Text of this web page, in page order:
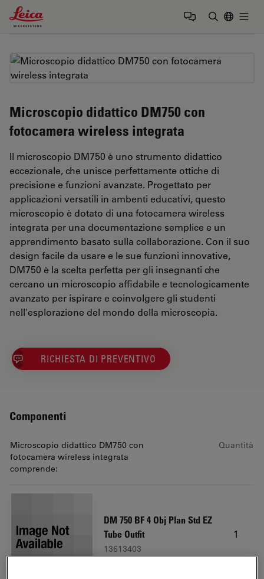
Leica Microsystems Logo
Microscopio didattico DM750 con
fotocamera wireless integrata
Il microscopio DM750 è uno strumento didattico
eccezionale, che unisce perfettamente ottiche di
precisione e funzioni avanzate. Progettato per
applicazioni versatili in ambenti educativi, questo
microscopio è dotato di una fotocamera wireless
integrata per una documentazione semplice e un
apprendimento basato sulla collaborazione. Con il suo
design facile da usare e le sue funzioni innovative,
DM750 è la scelta perfetta per gli insegnanti che
cercano un microscopio affidabile e tecnologicamente
avanzato per ispirare e coinvolgere gli studenti
nell'esplorazione del mondo della microscopia.
RICHIESTA DI PREVENTIVO
Componenti
Microscopio didattico DM750 con
fotocamera wireless integrata
comprende:
Quantità
DM 750 BF 4 Obj Plan Std EZ
Tube Outfit
13613403
1